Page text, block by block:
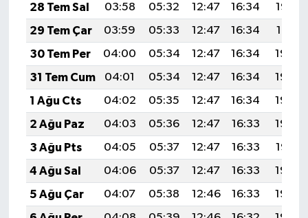
28 Tem Sal
03:58 05:32 12:47 16:34
19:52
29 Tem Çar
03:59 05:33 12:47 16:34
19:51
30 Tem Per
04:00 05:34 12:47 16:34
19:50
31 Tem Cum
04:01 05:34 12:47 16:34
19:49
1 Ağu Cts
04:02 05:35 12:47 16:34
19:49
2 Ağu Paz
04:03 05:36 12:47 16:33
19:48
3 Ağu Pts
04:05 05:37 12:47 16:33
19:47
4 Ağu Sal
04:06 05:37 12:47 16:33
19:46
5 Ağu Çar
04:07 05:38 12:46 16:33
19:45